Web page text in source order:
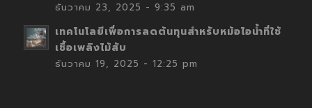
ธันวาคม 23, 2025 - 9:35 am
เทคโนโลยีเพื่อการลดต้นทุนสำหรับหม้อไอน้ำที่ใช้
เชื้อเพลิงไม้สับ
ธันวาคม 19, 2025 - 12:25 pm